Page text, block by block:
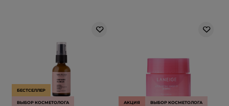
БЕСТСЕЛЛЕР
ВЫБОР КОСМЕТОЛОГА АКЦИЯ ВЫБОР КОСМЕТОЛОГА